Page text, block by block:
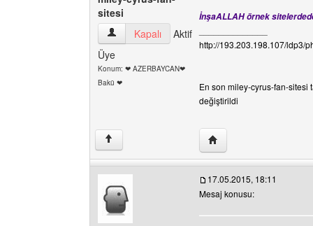
sitesi
miley-cyrus-fan-sitesi Kullanıcının profilini
Kapalı
Aktif
Üye
Konum: ❤ AZERBAYCAN❤
Bakü ❤
İnşaALLAH örnek
http://193.203.198.107/ldp3/
En son miley-cyrus-fan-sitesi
değiştirildi
↑ Yazarın web sitesini
17.05.2015, 18:11
Mesaj konusu: